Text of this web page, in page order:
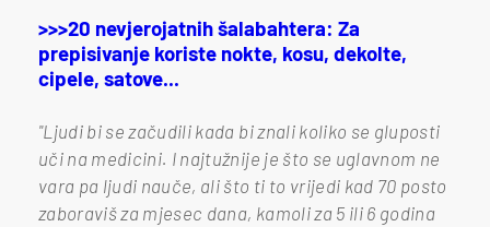
>>>20 nevjerojatnih šalabahtera: Za
prepisivanje koriste nokte, kosu, dekolte,
cipele, satove...
"Ljudi bi se začudili kada bi znali koliko se gluposti
uči na medicini. I najtužnije je što se uglavnom ne
vara pa ljudi nauče, ali što ti to vrijedi kad 70 posto
zaboraviš za mjesec dana, kamoli za 5 ili 6 godina